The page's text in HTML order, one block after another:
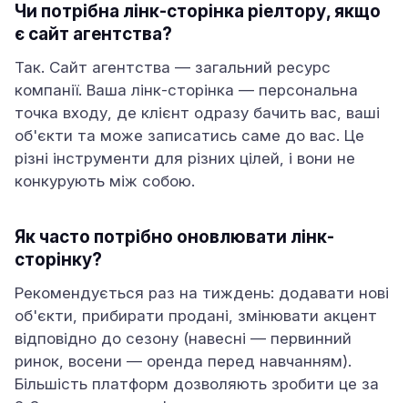
Чи потрібна лінк-сторінка ріелтору, якщо
є сайт агентства?
Так. Сайт агентства — загальний ресурс
компанії. Ваша лінк-сторінка — персональна
точка входу, де клієнт одразу бачить вас, ваші
об'єкти та може записатись саме до вас. Це
різні інструменти для різних цілей, і вони не
конкурують між собою.
Як часто потрібно оновлювати лінк-
сторінку?
Рекомендується раз на тиждень: додавати нові
об'єкти, прибирати продані, змінювати акцент
відповідно до сезону (навесні — первинний
ринок, восени — оренда перед навчанням).
Більшість платформ дозволяють зробити це за